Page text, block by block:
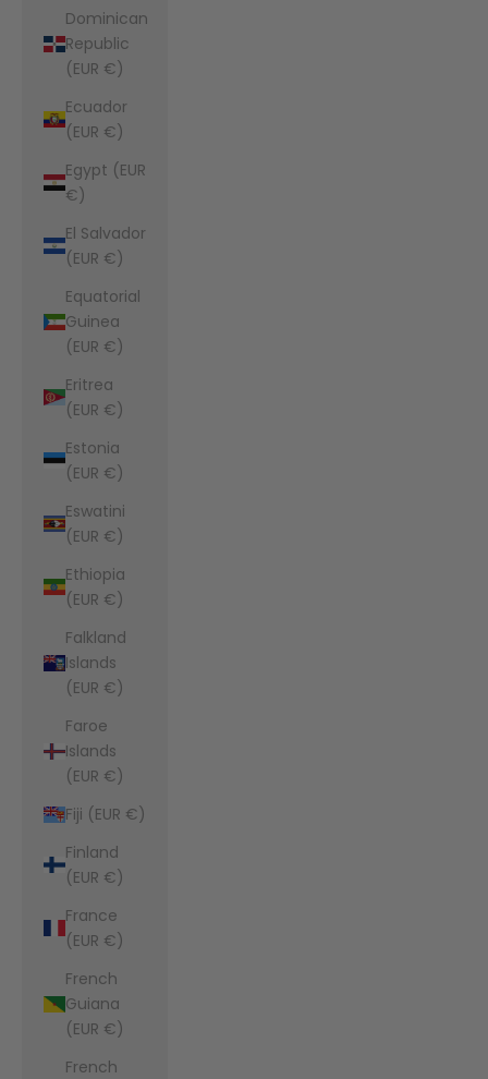
Dominican
Republic
(EUR €)
Ecuador
(EUR €)
Egypt (EUR
€)
El Salvador
(EUR €)
Equatorial
Guinea
(EUR €)
Eritrea
(EUR €)
Estonia
(EUR €)
Eswatini
(EUR €)
Ethiopia
(EUR €)
Falkland
Islands
(EUR €)
Faroe
Islands
(EUR €)
Fiji (EUR €)
Finland
(EUR €)
France
(EUR €)
French
Guiana
(EUR €)
French